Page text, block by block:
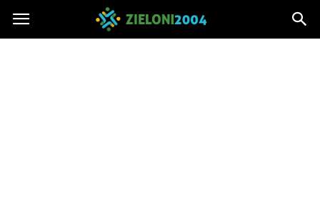
Zieloni2004.pl